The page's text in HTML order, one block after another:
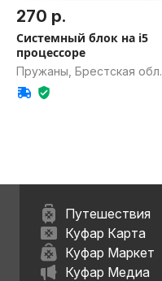
270 р.
Системный блок на i5
процессоре
Пружаны, Брестская обл.
Путешествия
Куфар Карта
Куфар Маркет
Куфар Медиа